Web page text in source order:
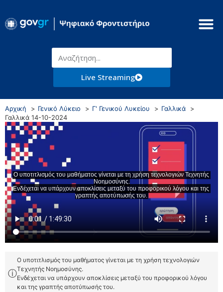
Live Streaming
Αρχική Γενικό Λύκειο Γ' Γενικού Λυκείου
Γαλλικά
Γαλλικά 14-10-2024
ⓘ
Ο υποτιτλισμός του μαθήματος γίνεται με τη χρήση τεχνολογιών
Τεχνητής Νοημοσύνης.
Ενδέχεται να υπάρχουν αποκλίσεις μεταξύ του προφορικού λόγου
και της γραπτής αποτύπωσής του.